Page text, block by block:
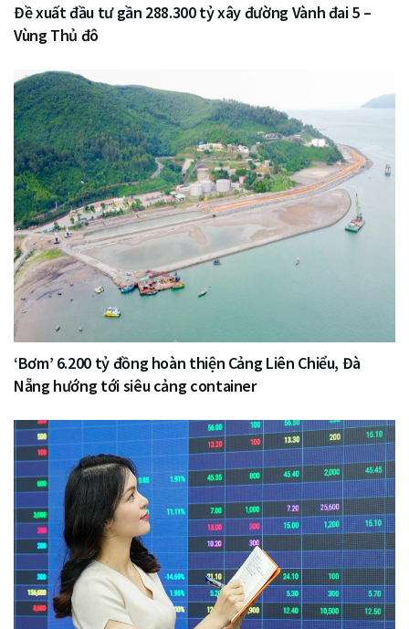
Đề xuất đầu tư gần 288.300 tỷ xây đường Vành đai 5 –
Vùng Thủ đô
‘Bơm’ 6.200 tỷ đồng hoàn thiện Cảng Liên Chiểu, Đà
Nẵng hướng tới siêu cảng container